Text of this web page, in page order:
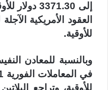
إلى 3371.30
للأوقية.
وبالنسبة للمعادن